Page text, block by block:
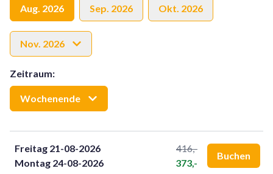
Außerdem gibt es eine separate Toilette.
In der ersten Etage befinden sich zwei Schlafzimmer. Beide
Schlafzimmer sind mit zwei Einzel-Boxspringbetten und
einem Kleiderschrank möbliert.
Terrassenmöbeln, um die Sonne zu genießen. Es gibt auch
einen Parkplatz am Haus.
Aug. 2026 Sep. 2026 Okt. 2026
Nov. 2026
Zeitraum:
Wochenende
Freitag 21-08-2026
Montag 24-08-2026
416,-
373,-
Buchen